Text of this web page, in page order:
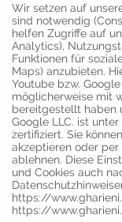
Cheval Blanc
Wir setzen auf
sind notwendig
helfen Zugriffe auf
Analytics),
Funktionen für
Maps) anzubieten.
Youtube bzw.
möglicherweise mit
bereitgestellt haben
Google LLC. ist
zertifiziert. Sie
akzeptieren oder per
ablehnen. Diese
und Cookies auch
https://
https://